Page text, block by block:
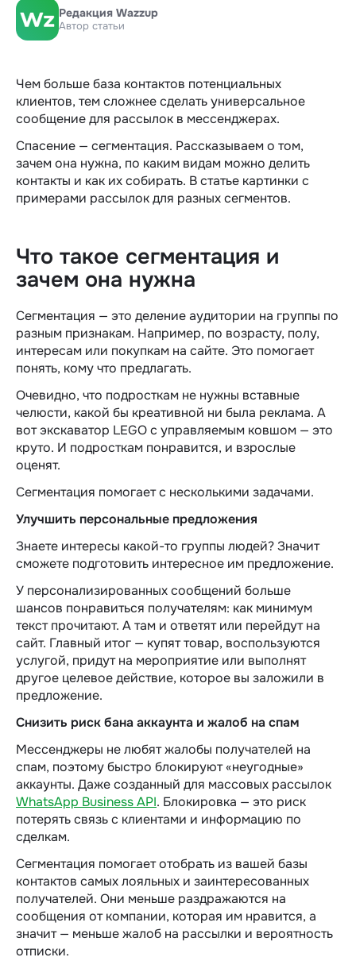
Редакция Wazzup
Автор статьи
Чем больше база контактов потенциальных
клиентов, тем сложнее сделать универсальное
сообщение для рассылок в мессенджерах.
Спасение — сегментация. Рассказываем о том,
зачем она нужна, по каким видам можно делить
контакты и как их собирать. В статье картинки с
примерами рассылок для разных сегментов.
Что такое сегментация и
зачем она нужна
Сегментация — это деление аудитории на группы по
разным признакам. Например, по возрасту, полу,
интересам или покупкам на сайте. Это помогает
понять, кому что предлагать.
Очевидно, что подросткам не нужны вставные
челюсти, какой бы креативной ни была реклама. А
вот экскаватор LEGO с управляемым ковшом — это
круто. И подросткам понравится, и взрослые
оценят.
Сегментация помогает с несколькими задачами.
Улучшить персональные предложения
Знаете интересы какой-то группы людей? Значит
сможете подготовить интересное им предложение.
У персонализированных сообщений больше
шансов понравиться получателям: как минимум
текст прочитают. А там и ответят или перейдут на
сайт. Главный итог — купят товар, воспользуются
услугой, придут на мероприятие или выполнят
другое целевое действие, которое вы заложили в
предложение.
Снизить риск бана аккаунта и жалоб на спам
Мессенджеры не любят жалобы получателей на
спам, поэтому быстро блокируют «неугодные»
аккаунты. Даже созданный для массовых рассылок
WhatsApp Business API. Блокировка — это риск
потерять связь с клиентами и информацию по
сделкам.
Сегментация помогает отобрать из вашей базы
контактов самых лояльных и заинтересованных
получателей. Они меньше раздражаются на
сообщения от компании, которая им нравится, а
значит — меньше жалоб на рассылки и вероятность
отписки.